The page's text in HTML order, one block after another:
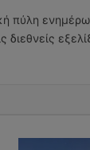
πύλη
διεθνείς